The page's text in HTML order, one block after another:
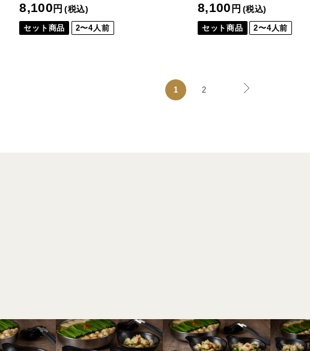
8,100 円 (税込)
セット商品 2〜4人前
8,100 円 (税込)
セット商品 2〜4人前
1 2